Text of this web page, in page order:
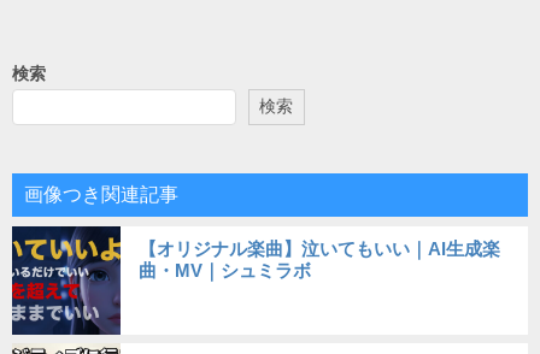
ビ
シ
ョ
ン
検索
検索
画像つき関連記事
【オリジナル楽曲】泣いてもいい｜AI生成楽
曲・MV｜シュミラボ